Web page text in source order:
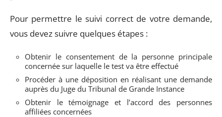
Pour permettre le suivi correct de votre demande,
vous devez suivre quelques étapes :
Obtenir le consentement de la personne principale
concernée sur laquelle le test va être effectué
Procéder à une déposition en réalisant une demande
auprès du Juge du Tribunal de Grande Instance
Obtenir le témoignage et l’accord des personnes
affiliées concernées